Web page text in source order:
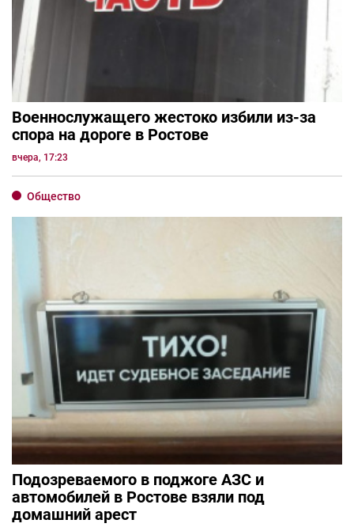
Военнослужащего жестоко избили из-за
спора на дороге в Ростове
вчера, 17:23
Общество
Подозреваемого в поджоге АЗС и
автомобилей в Ростове взяли под
домашний арест